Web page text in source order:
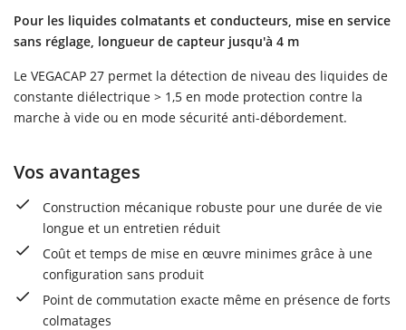
Pour les liquides colmatants et conducteurs, mise en service
sans réglage, longueur de capteur jusqu'à 4 m
Le VEGACAP 27 permet la détection de niveau des liquides de
constante diélectrique > 1,5 en mode protection contre la
marche à vide ou en mode sécurité anti-débordement.
Vos avantages
Construction mécanique robuste pour une durée de vie
longue et un entretien réduit
Coût et temps de mise en œuvre minimes grâce à une
configuration sans produit
Point de commutation exacte même en présence de forts
colmatages